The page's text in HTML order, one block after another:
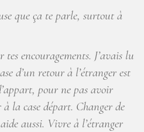
que ça te parle, surtout à
encouragements. J’avais lu
d’un retour à l’étranger est
pour ne pas avoir
la case départ. Changer de
aussi. Vivre à l’étranger